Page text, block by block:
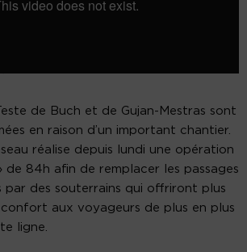
de Buch et de Gujan-Mestras sont
en raison d’un important chantier.
réalise depuis lundi une opération
de 84h afin de remplacer les passages
par des souterrains qui offriront plus
aux voyageurs de plus en plus
ligne.